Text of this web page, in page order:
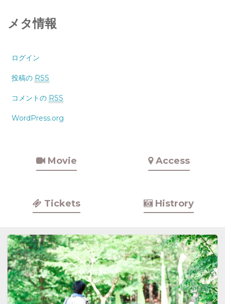
メタ情報
ログイン
投稿の RSS
コメントの RSS
WordPress.org
Movie Access
Tickets Histrory